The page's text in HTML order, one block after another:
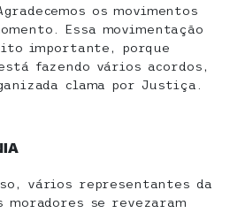
os movimentos
Essa movimentação
importante, porque
fazendo vários acordos,
clama por Justiça.
vários representantes da
moradores se revezaram